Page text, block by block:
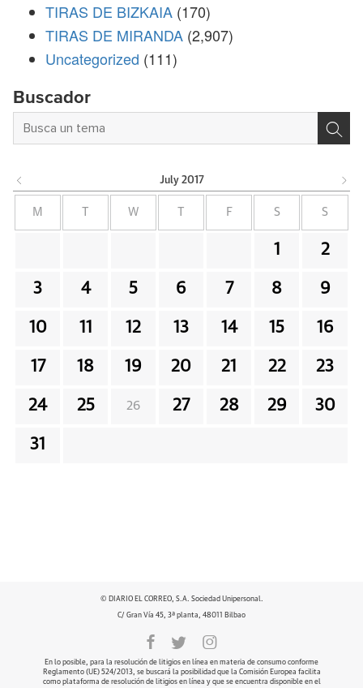
TIRAS DE BIZKAIA (170)
TIRAS DE MIRANDA (2,907)
Uncategorized (111)
Buscador
July 2017
M W F S S
1 2
3 4 5 6 7 8 9
10 11 12 13 14 15 16
17 18 19 20 21 22 23
24 25 26 27 28 29 30
31
© DIARIO EL CORREO, S.A. Sociedad Unipersonal.
C/ Gran Vía 45, 3ª planta, 48011 Bilbao
En lo posible, para la resolución de litigios en línea en materia de consumo conforme
Reglamento (UE) 524/2013, se buscará la posibilidad que la Comisión Europea facilita
como plataforma de resolución de litigios en línea y que se encuentra disponible en el